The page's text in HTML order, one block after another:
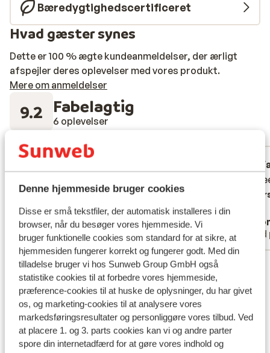
Denne hjemmeside bruger cookies
Disse er små tekstfiler, der automatisk installeres i din
browser, når du besøger vores hjemmeside. Vi
bruger funktionelle cookies som standard for at sikre, at
hjemmesiden fungerer korrekt og fungerer godt. Med din
tilladelse bruger vi hos Sunweb Group GmbH også
statistike cookies til at forbedre vores hjemmeside,
præference-cookies til at huske de oplysninger, du har givet
os, og marketing-cookies til at analysere vores
markedsføringsresultater og personliggøre vores tilbud. Ved
at placere 1. og 3. parts cookies kan vi og andre parter
spore din internetadfærd for at gøre vores indhold og
Bæredygtighedscertificeret
Hvad gæster synes
Dette er 100 % ægte kundeanmeldelser, der ærligt
afspejler deres oplevelser med vores produkt.
Mere om anmeldelser
9.2 Fabelagtig
6 oplevelser
was enkel ontbijt geen halfpension .
was enkel ontbijt geen halfpension .
Oversæt til dansk (DA)
Anonym
Med partner
Zou
Zou
Se alle 6 anmeldelser
Lokation